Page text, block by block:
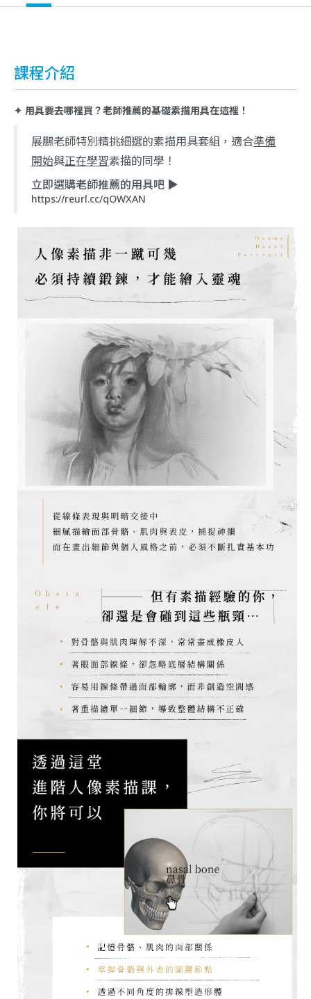
課程介紹
✦ 用具要去哪裡買？老師推薦的基礎素描用具在這裡！
展鵬老師特別精挑細選的素描用具套組，適合準備
開始與正在學習素描的同學！
立即選購老師推薦的用具吧 ▶
https://reurl.cc/qOWXAN